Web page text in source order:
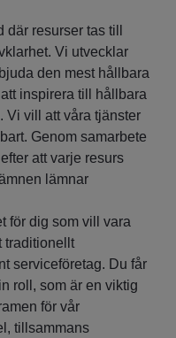
resurser tas till
Vi utvecklar
den mest hållbara
inspirera till hållbara
Vi vill att våra tjänster
Genom samarbete
att varje resurs
lämnar
för dig som vill vara
traditionellt
serviceföretag. Du får
roll, som är en viktig
för vår
tillsammans